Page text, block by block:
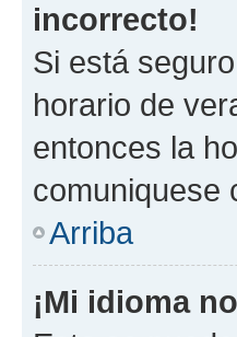
incorrecto!
Si está
horario de
entonces la
comuniquese
Arriba
¡Mi idioma